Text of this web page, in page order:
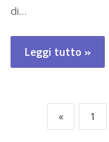
di…
Leggi tutto »
« 1